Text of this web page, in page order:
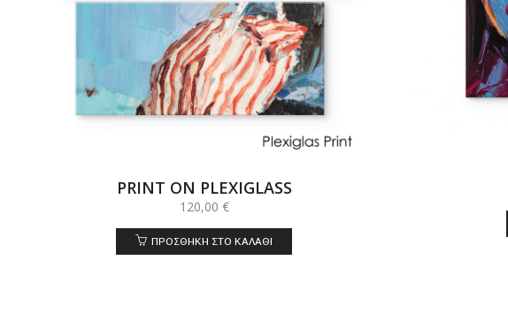
PRINT ON PLEXIGLASS
120,00 €
ΠΡΟΣΘΉΚΗ ΣΤΟ ΚΑΛΆΘΙ